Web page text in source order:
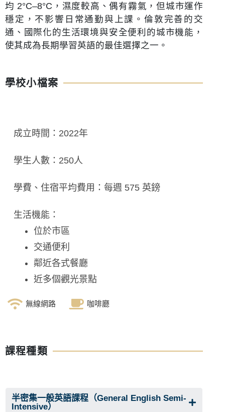
均 2°C–8°C ，濕度較高、偶有霧氣，但城市運作
穩定，不影響日常通勤與上課。倫敦完善的交
通、國際化的生活環境與安全便利的城市機能，
使其成為長期學習英語的最佳選擇之一。
學校小檔案
成立時間：2022年
學生人數：250人
學費、住宿平均費用：每週 575 英鎊
生活機能：
位於市區
交通便利
鄰近各式餐廳
近多個觀光景點
無線網路 咖啡廳
課程種類
半密集一般英語課程（General English Semi-
Intensive）